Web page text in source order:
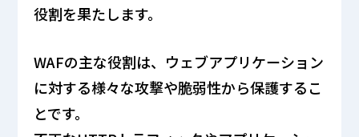
役割を果たします。
WAFの主な役割は、ウェブアプリケーション
に対する様々な攻撃や脆弱性から保護するこ
とです。